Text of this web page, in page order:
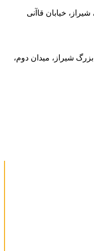
خیابان قاآنی
شیراز، میدان دوم،